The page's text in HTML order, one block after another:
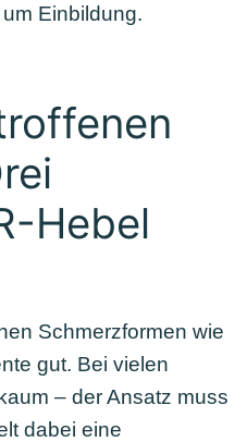
Einbildung.
Hebel
Schmerzformen wie
gut. Bei vielen
– der Ansatz muss
dabei eine